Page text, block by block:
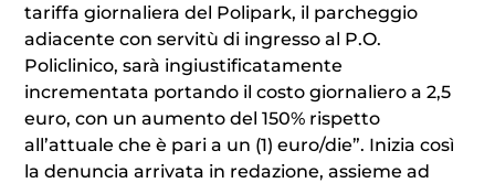
tariffa giornaliera del Polipark, il parcheggio
adiacente con servitù di ingresso al P.O.
Policlinico, sarà ingiustificatamente
incrementata portando il costo giornaliero a 2,5
euro, con un aumento del 150% rispetto
all’attuale che è pari a un (1) euro/die”. Inizia così
la denuncia arrivata in redazione, assieme ad